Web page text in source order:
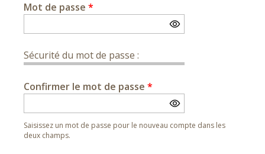
Mot de passe *
Sécurité du mot de passe :
Confirmer le mot de passe *
Saisissez un mot de passe pour le nouveau compte dans les
deux champs.